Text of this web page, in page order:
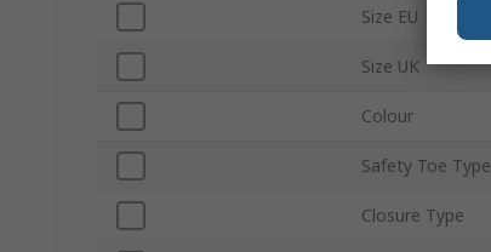
Size EU
Size UK
Colour
Safety Toe Type
Closure Type